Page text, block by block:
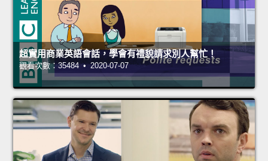
超實用商業英語會話，學會有禮貌請求別人幫忙！
觀看次數：35484 • 2020-07-07